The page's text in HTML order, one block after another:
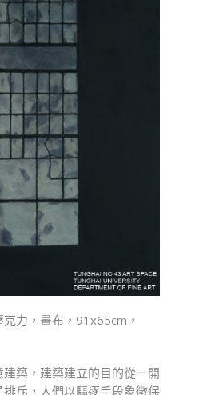
克力，畫布，91x65cm，
築，建築建立的目的從一開
斥，人們以驅逐手段象徵保